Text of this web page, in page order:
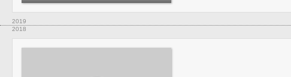
2019
2018